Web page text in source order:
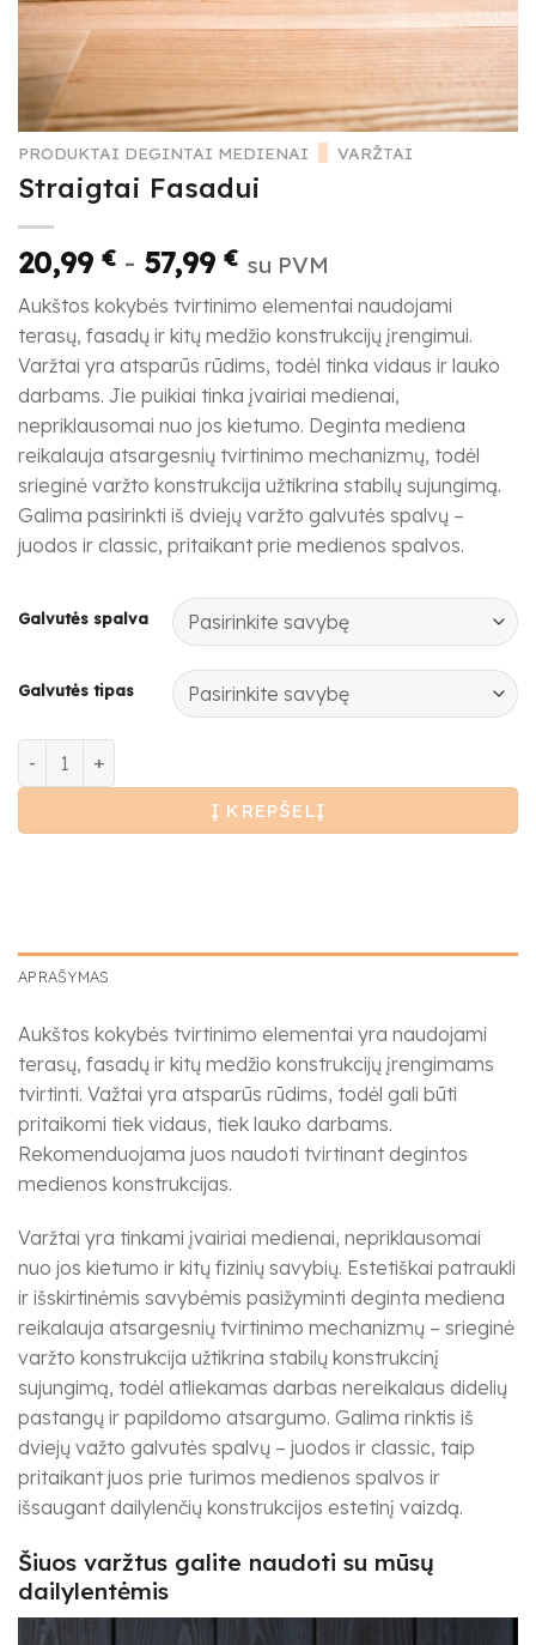
PRODUKTAI DEGINTAI MEDIENAI VARŽTAI
Straigtai Fasadui
20,99 € - 57,99 € su PVM
Aukštos kokybės tvirtinimo elementai naudojami
terasų, fasadų ir kitų medžio konstrukcijų įrengimui.
Varžtai yra atsparūs rūdims, todėl tinka vidaus ir lauko
darbams. Jie puikiai tinka įvairiai medienai,
nepriklausomai nuo jos kietumo. Deginta mediena
reikalauja atsargesnių tvirtinimo mechanizmų, todėl
srieginė varžto konstrukcija užtikrina stabilų sujungimą.
Galima pasirinkti iš dviejų varžto galvutės spalvų –
juodos ir classic, pritaikant prie medienos spalvos.
Galvutės spalva
Galvutės tipas
Į KREPŠELĮ
APRAŠYMAS
Aukštos kokybės tvirtinimo elementai yra naudojami
terasų, fasadų ir kitų medžio konstrukcijų įrengimams
tvirtinti. Važtai yra atsparūs rūdims, todėl gali būti
pritaikomi tiek vidaus, tiek lauko darbams.
Rekomenduojama juos naudoti tvirtinant degintos
medienos konstrukcijas.
Varžtai yra tinkami įvairiai medienai, nepriklausomai
nuo jos kietumo ir kitų fizinių savybių. Estetiškai patraukli
ir išskirtinėmis savybėmis pasižyminti deginta mediena
reikalauja atsargesnių tvirtinimo mechanizmų – srieginė
varžto konstrukcija užtikrina stabilų konstrukcinį
sujungimą, todėl atliekamas darbas nereikalaus didelių
pastangų ir papildomo atsargumo. Galima rinktis iš
dviejų važto galvutės spalvų – juodos ir classic, taip
pritaikant juos prie turimos medienos spalvos ir
išsaugant dailylenčių konstrukcijos estetinį vaizdą.
Šiuos varžtus galite naudoti su mūsų
dailylentėmis